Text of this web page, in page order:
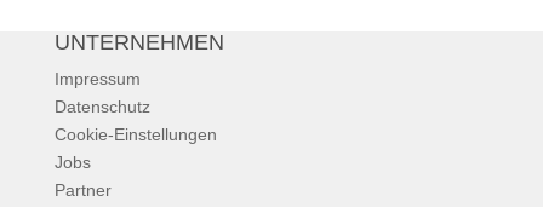
UNTERNEHMEN
Impressum
Datenschutz
Cookie-Einstellungen
Jobs
Partner